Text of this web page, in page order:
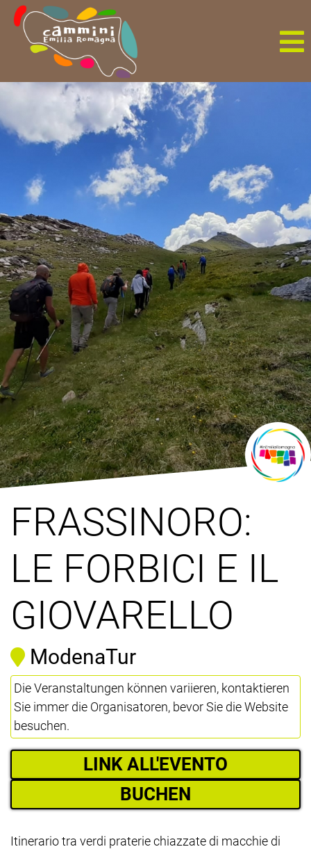
FRASSINORO:
LE FORBICI E IL
GIOVARELLO
ModenaTur
Die Veranstaltungen können variieren, kontaktieren
Sie immer die Organisatoren, bevor Sie die Website
besuchen.
LINK ALL'EVENTO
BUCHEN
Itinerario tra verdi praterie chiazzate di macchie di